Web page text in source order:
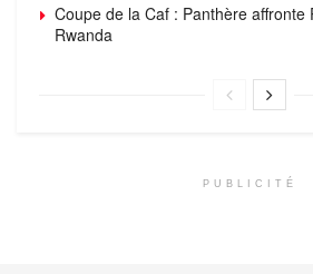
Coupe de la Caf : Panthère affronte
Rwanda
PUBLICITÉ